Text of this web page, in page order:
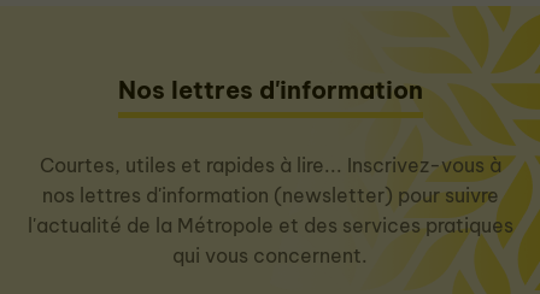
Nos lettres d'information
Courtes, utiles et rapides à lire... Inscrivez-vous à
nos lettres d'information (newsletter) pour suivre
l'actualité de la Métropole et des services pratiques
qui vous concernent.